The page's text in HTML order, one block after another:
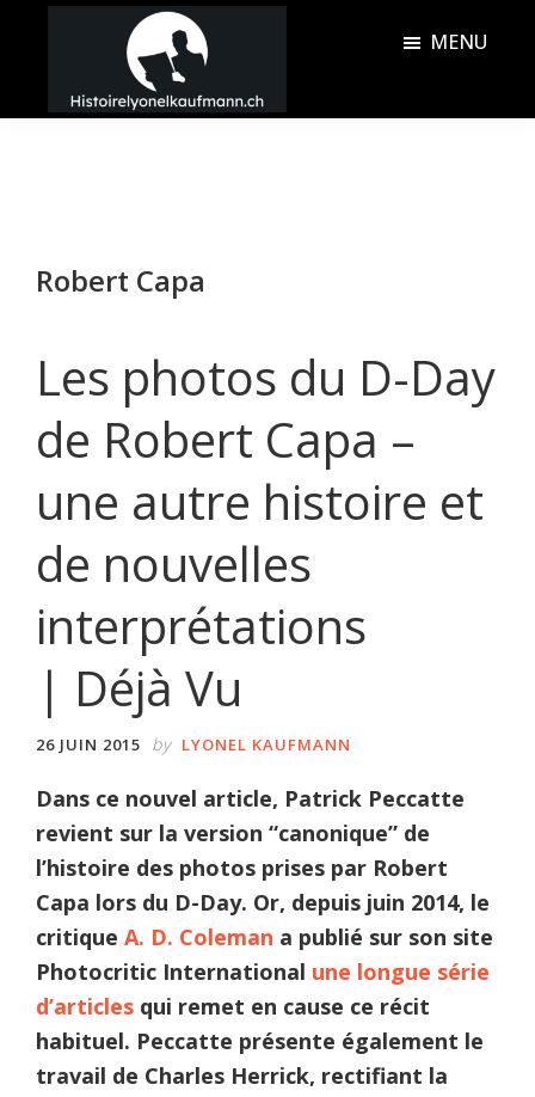
principal
barreHistoire
MENU
Robert Capa
Les photos du D-Day
de Robert Capa –
une autre histoire et
de nouvelles
interprétations
| Déjà Vu
26 JUIN 2015 by LYONEL KAUFMANN
Dans ce nouvel article, Patrick Peccatte
revient sur la version “canonique” de
l’histoire des photos prises par Robert
Capa lors du D-Day. Or, depuis juin 2014, le
critique A. D. Coleman a publié sur son site
Photocritic International une longue série
d’articles qui remet en cause ce récit
habituel. Peccatte présente également le
travail de Charles Herrick, rectifiant la